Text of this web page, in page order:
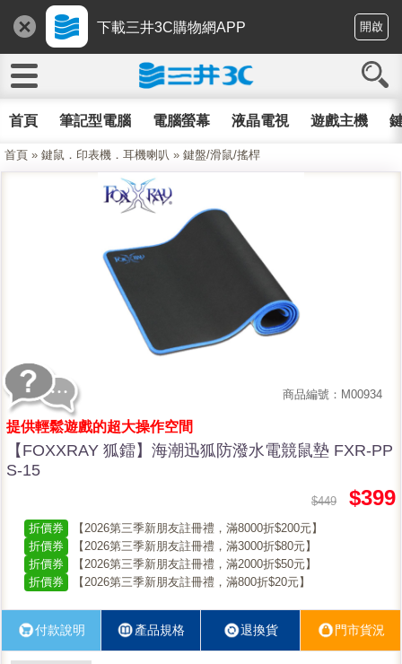
下載三井3C購物網APP 開啟
首頁 筆記型電腦 電腦螢幕 液晶電視 遊戲主機
首頁 » 鍵鼠．印表機．耳機喇叭 » 鍵盤/滑鼠/搖桿
商品編號：M00934
提供輕鬆遊戲的超大操作空間
【FOXXRAY 狐鐳】海潮迅狐防潑水電競鼠墊 FXR-PP
S-15
$449 $399
折價券
【2026第三季新朋友註冊禮，滿8000折$200元】
折價券
【2026第三季新朋友註冊禮，滿3000折$80元】
折價券
【2026第三季新朋友註冊禮，滿2000折$50元】
折價券
【2026第三季新朋友註冊禮，滿800折$20元】
付款說明 產品規格 退換貨 門市貨況